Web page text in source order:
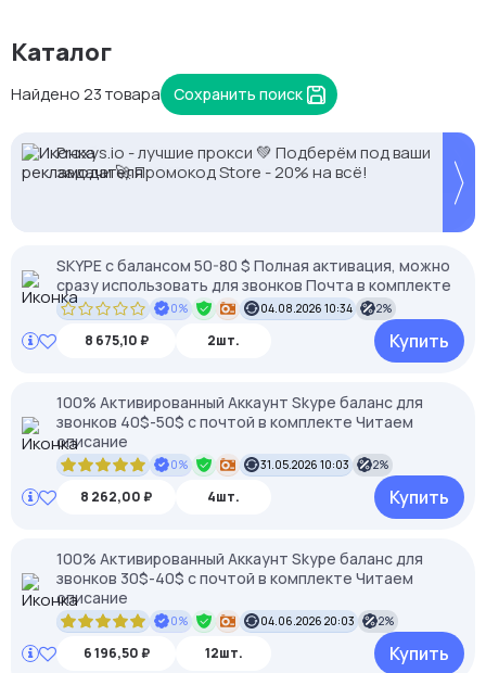
Каталог
Найдено 23 товара Сохранить поиск
Кешбек до 10% на прокси с NodeMaven.
Используй DRK35 для скидки 35%
Proxys.io - лучшие прокси 💚 Подберём под ваши
задачи 🚀 Промокод Store - 20% на всё!
SKYPE c балансом 50-80 $ Полная активация, можно
сразу использовать для звонков Почта в комплекте
0% 04.08.2026 10:34 2%
8 675,10 ₽ 2шт. Купить
100% Активированный Аккаунт Skype баланс для
звонков 40$-50$ с почтой в комплекте Читаем
описание
0% 31.05.2026 10:03 2%
8 262,00 ₽ 4шт. Купить
100% Активированный Аккаунт Skype баланс для
звонков 30$-40$ с почтой в комплекте Читаем
описание
0% 04.06.2026 20:03 2%
6 196,50 ₽ 12шт. Купить